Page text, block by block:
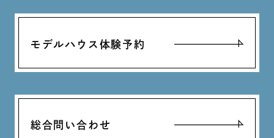
モデルハウス体験予約
総合問い合わせ